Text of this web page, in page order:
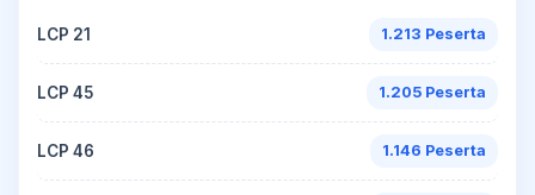
LCP 21 1.213 Peserta
LCP 45 1.205 Peserta
LCP 46 1.146 Peserta